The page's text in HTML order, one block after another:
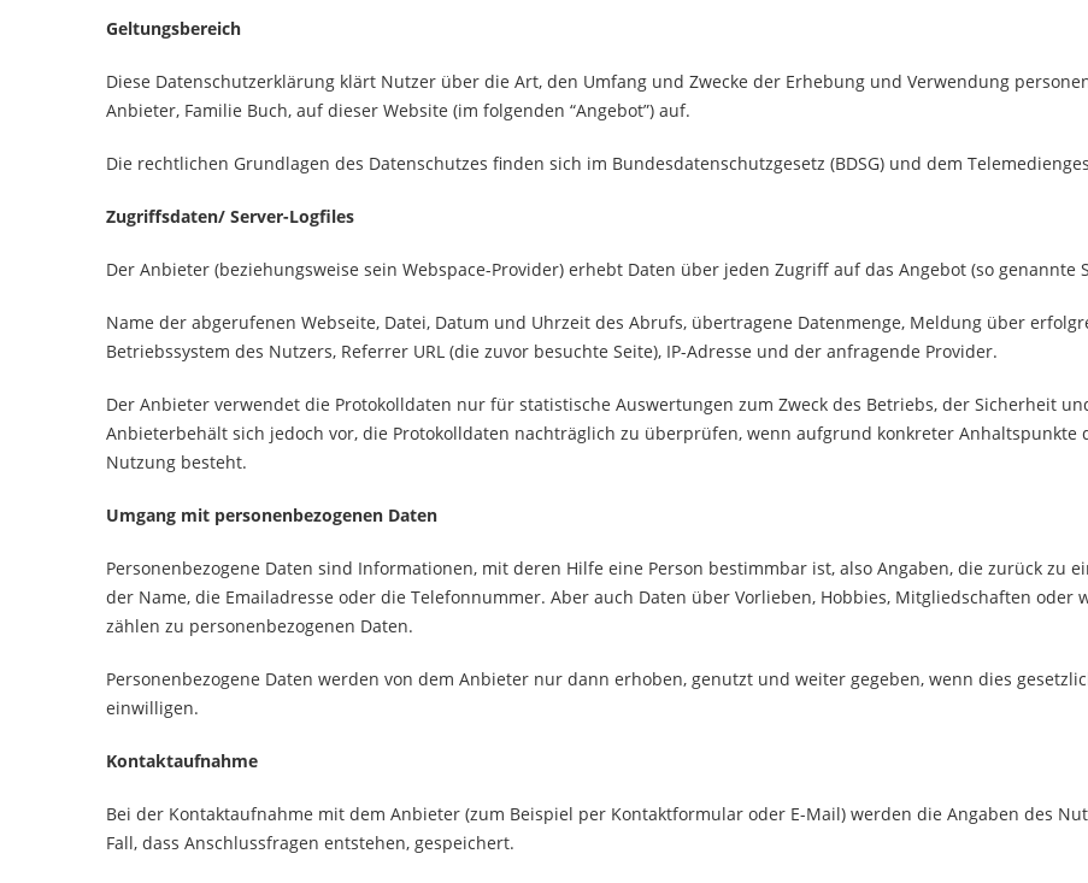
Geltungsbereich
Diese Datenschutzerklärung klärt Nutzer über die Art, den Umfang und Zwecke der Erhebung und Verwendung
Anbieter, Familie Buch, auf dieser Website (im folgenden “Angebot”) auf.
Die rechtlichen Grundlagen des Datenschutzes finden sich im Bundesdatenschutzgesetz (BDSG) und dem
Zugriffsdaten/ Server-Logfiles
Der Anbieter (beziehungsweise sein Webspace-Provider) erhebt Daten über jeden Zugriff auf das Angebot (so genannte
Name der abgerufenen Webseite, Datei, Datum und Uhrzeit des Abrufs, übertragene Datenmenge, Meldung über
Betriebssystem des Nutzers, Referrer URL (die zuvor besuchte Seite), IP-Adresse und der anfragende Provider.
Der Anbieter verwendet die Protokolldaten nur für statistische Auswertungen zum Zweck des Betriebs, der Sicherheit
Anbieterbehält sich jedoch vor, die Protokolldaten nachträglich zu überprüfen, wenn aufgrund konkreter
Nutzung besteht.
Umgang mit personenbezogenen Daten
Personenbezogene Daten sind Informationen, mit deren Hilfe eine Person bestimmbar ist, also Angaben, die zurück zu
der Name, die Emailadresse oder die Telefonnummer. Aber auch Daten über Vorlieben, Hobbies, Mitgliedschaften oder
zählen zu personenbezogenen Daten.
Personenbezogene Daten werden von dem Anbieter nur dann erhoben, genutzt und weiter gegeben, wenn dies
einwilligen.
Kontaktaufnahme
Bei der Kontaktaufnahme mit dem Anbieter (zum Beispiel per Kontaktformular oder E-Mail) werden die Angaben des
Fall, dass Anschlussfragen entstehen, gespeichert.